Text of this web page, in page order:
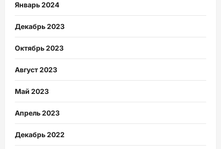
Январь 2024
Декабрь 2023
Октябрь 2023
Август 2023
Май 2023
Апрель 2023
Декабрь 2022